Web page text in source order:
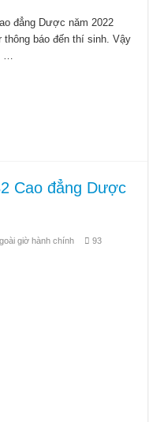
đẳng Dược năm 2022
báo đến thí sinh. Vậy
…
Cao đẳng Dược
giờ hành chính
93